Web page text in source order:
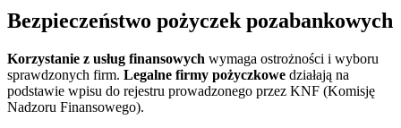
Bezpieczeństwo pożyczek pozabankowych
Korzystanie z usług finansowych wymaga ostrożności i wyboru
sprawdzonych firm. Legalne firmy pożyczkowe działają na
podstawie wpisu do rejestru prowadzonego przez KNF (Komisję
Nadzoru Finansowego).